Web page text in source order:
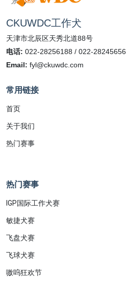
CKUWDC工作犬
天津市北辰区天秀北道88号
电话: 022-28256188 / 022-28245656
Email: fyl@ckuwdc.com
常用链接
首页
关于我们
热门赛事
热门赛事
IGP国际工作犬赛
敏捷犬赛
飞盘犬赛
飞球犬赛
嗷呜狂欢节